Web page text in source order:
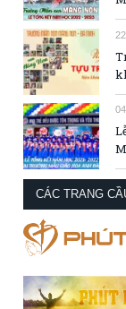
CÁC TRANG